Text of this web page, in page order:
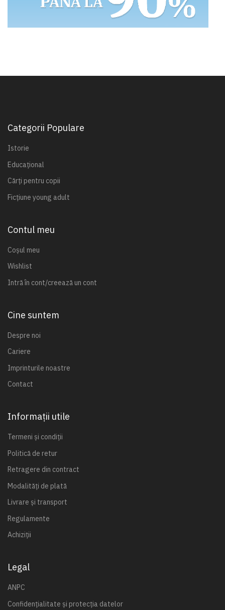
Categorii Populare
Istorie
Educațional
Cărți pentru copii
Ficțiune young adult
Contul meu
Coșul meu
Wishlist
Intră în cont/creează un cont
Cine suntem
Despre noi
Cariere
Imprinturile noastre
Contact
Informații utile
Termeni și condiții
Politică de retur
Retragere din contract
Modalități de plată
Livrare și transport
Regulamente
Achiziții
Legal
ANPC
Confidențialitate și protecția datelor